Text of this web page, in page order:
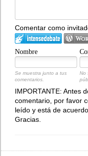
Comentar como
Nombre
Se muestra junto a tus
comentarios.
No
IMPORTANTE: Antes
comentario, por favor
leído y está de
Gracias.